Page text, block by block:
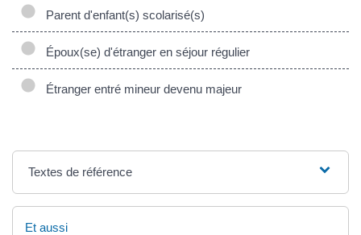
Parent d'enfant(s) scolarisé(s)
Époux(se) d'étranger en séjour régulier
Étranger entré mineur devenu majeur
Textes de référence
Et aussi